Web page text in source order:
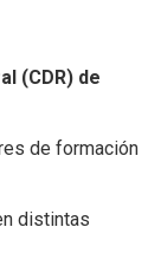
(CDR) de
de formación
distintas